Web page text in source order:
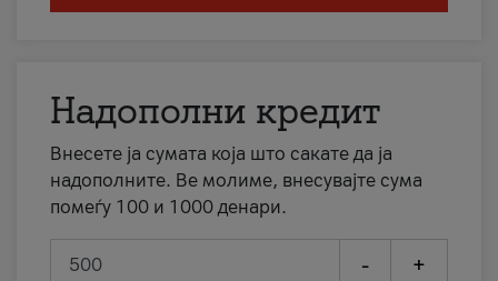
Надополни кредит
Внесете ја сумата која што сакате да ја
надополните. Ве молиме, внесувајте сума
помеѓу 100 и 1000 денари.
- +